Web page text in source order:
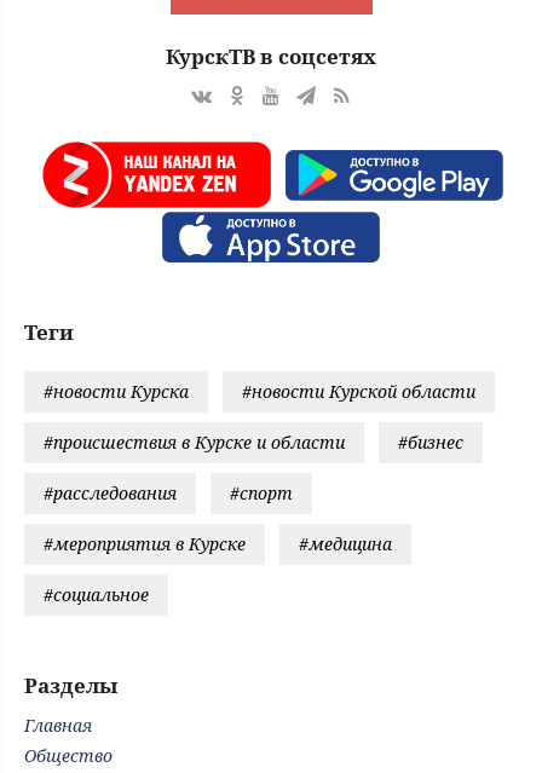
КурскТВ в соцсетях
Теги
#новости Курска #новости Курской области
#происшествия в Курске и области #бизнес
#расследования #спорт
#мероприятия в Курске #медицина
#социальное
Разделы
Главная
Общество